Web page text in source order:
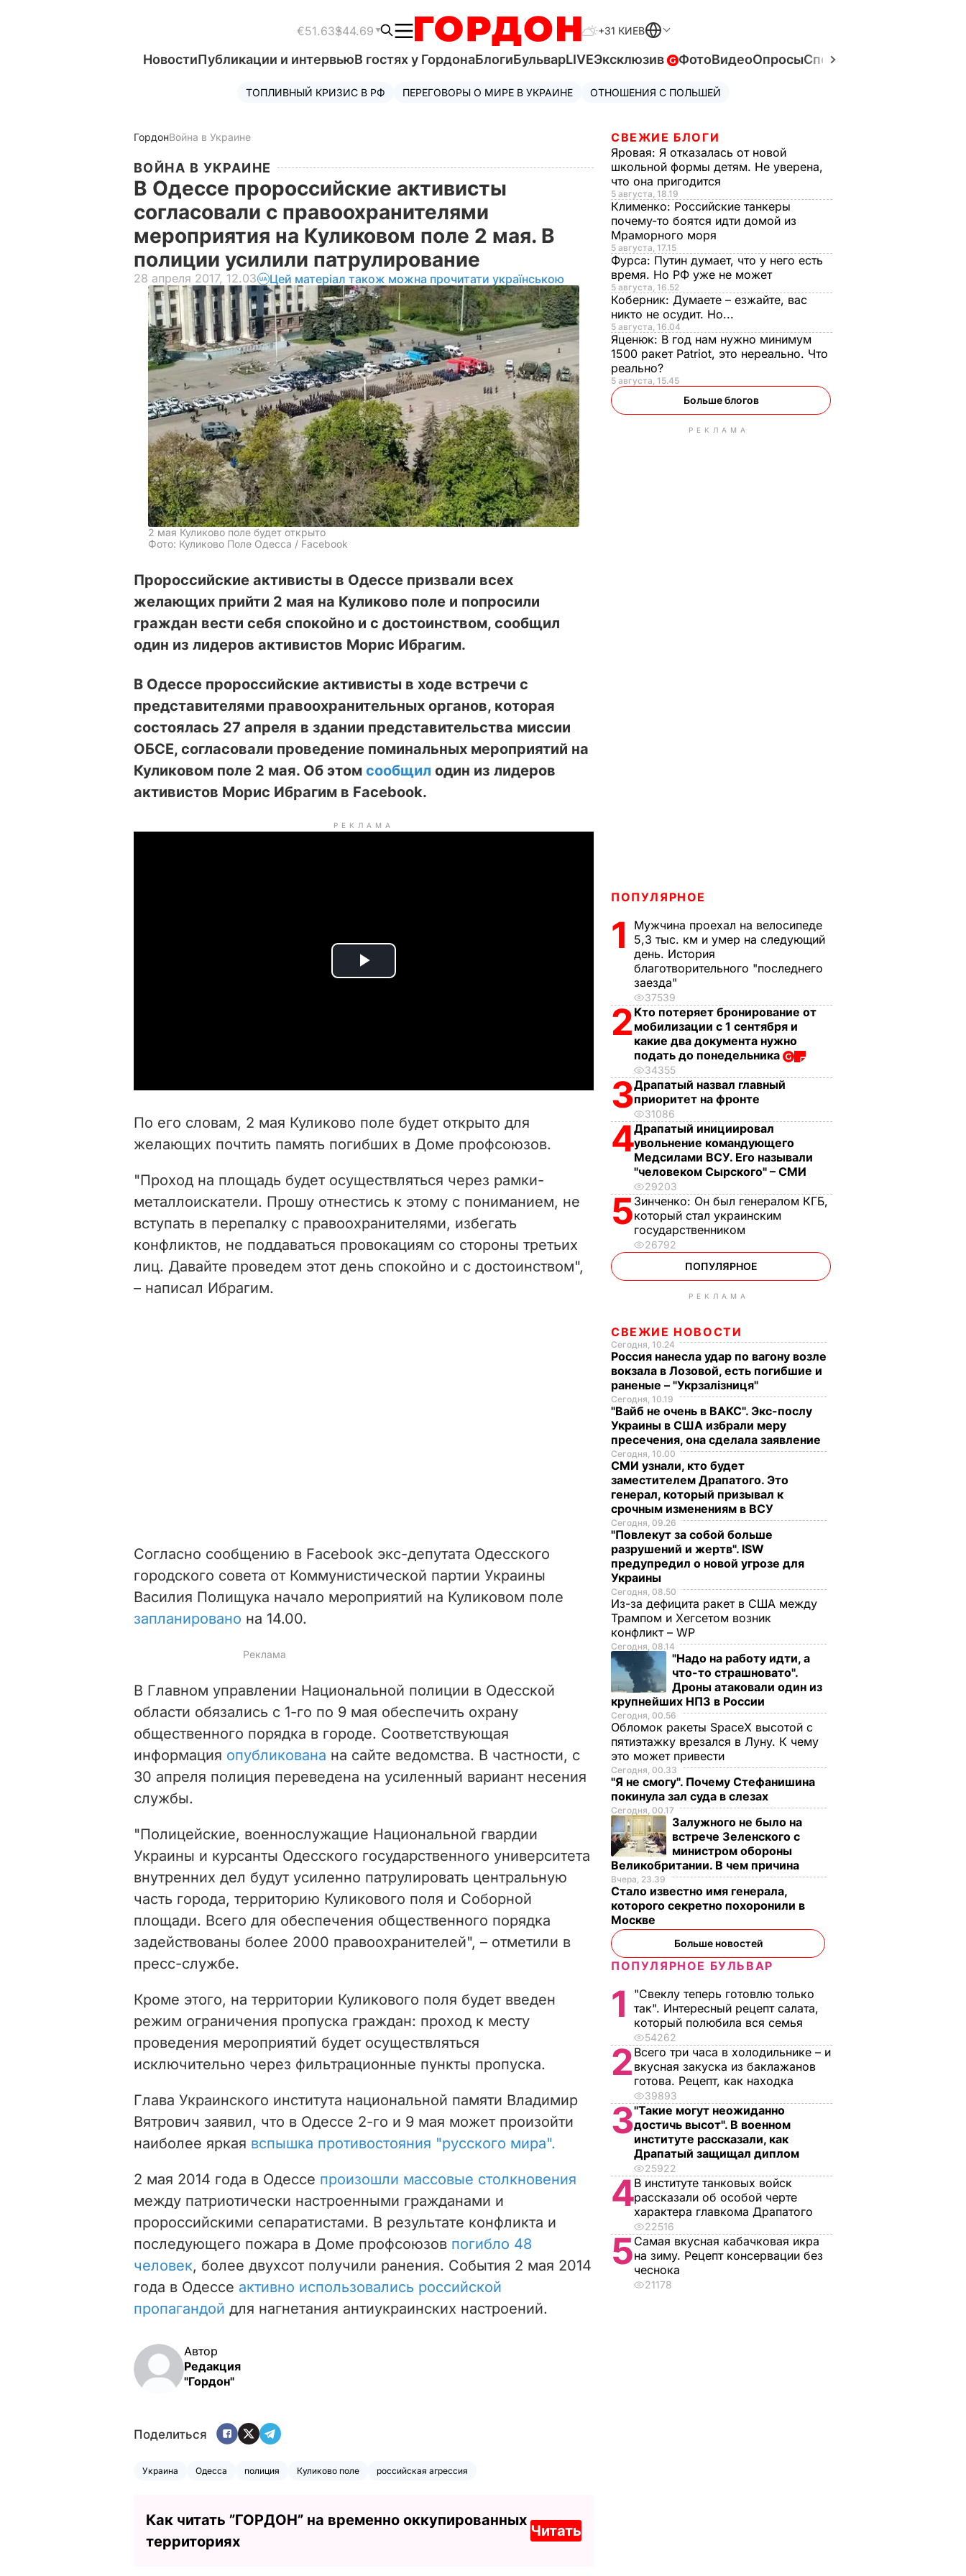
€51.63$44.69 +31 КИЕВ
НовостиПубликации и интервьюВ гостях у ГордонаБлогиБульварLIVEЭксклюзив ФотоВидеоОпросыСпецпроекты
ТОПЛИВНЫЙ КРИЗИС В РФ ПЕРЕГОВОРЫ О МИРЕ В УКРАИНЕ ОТНОШЕНИЯ С ПОЛЬШЕЙ
ГордонВойна в Украине
ВОЙНА В УКРАИНЕ
В Одессе пророссийские активисты
согласовали с правоохранителями
мероприятия на Куликовом поле 2 мая. В
полиции усилили патрулирование
28 апреля 2017, 12.03 Цей матеріал також можна прочитати українською
2 мая Куликово поле будет открыто
Фото: Куликово Поле Одесса / Facebook
Пророссийские активисты в Одессе призвали всех
желающих прийти 2 мая на Куликово поле и попросили
граждан вести себя спокойно и с достоинством, сообщил
один из лидеров активистов Морис Ибрагим.
В Одессе пророссийские активисты в ходе встречи с
представителями правоохранительных органов, которая
состоялась 27 апреля в здании представительства миссии
ОБСЕ, согласовали проведение поминальных мероприятий на
Куликовом поле 2 мая. Об этом сообщил один из лидеров
активистов Морис Ибрагим в Facebook.
РЕКЛАМА
P
i
d
e
o
По его словам, 2 мая Куликово поле будет открыто для
желающих почтить память погибших в Доме профсоюзов.
"Проход на площадь будет осуществляться через рамки-
металлоискатели. Прошу отнестись к этому с пониманием, не
вступать в перепалку с правоохранителями, избегать
конфликтов, не поддаваться провокациям со стороны третьих
лиц. Давайте проведем этот день спокойно и с достоинством",
– написал Ибрагим.
Согласно сообщению в Facebook экс-депутата Одесского
городского совета от Коммунистической партии Украины
Василия Полищука начало мероприятий на Куликовом поле
запланировано на 14.00.
В Главном управлении Национальной полиции в Одесской
области обязались с 1-го по 9 мая обеспечить охрану
общественного порядка в городе. Соответствующая
информация опубликована на сайте ведомства. В частности, с
30 апреля полиция переведена на усиленный вариант несения
службы.
"Полицейские, военнослужащие Национальной гвардии
Украины и курсанты Одесского государственного университета
внутренних дел будут усиленно патрулировать центральную
часть города, территорию Куликового поля и Соборной
площади. Всего для обеспечения общественного порядка
задействованы более 2000 правоохранителей", – отметили в
пресс-службе.
Кроме этого, на территории Куликового поля будет введен
режим ограничения пропуска граждан: проход к месту
проведения мероприятий будет осуществляться
исключительно через фильтрационные пункты пропуска.
Глава Украинского института национальной памяти Владимир
Вятрович заявил, что в Одессе 2-го и 9 мая может произойти
наиболее яркая вспышка противостояния "русского мира".
2 мая 2014 года в Одессе произошли массовые столкновения
между патриотически настроенными гражданами и
пророссийскими сепаратистами. В результате конфликта и
последующего пожара в Доме профсоюзов погибло 48
человек, более двухсот получили ранения. События 2 мая 2014
года в Одессе активно использовались российской
пропагандой для нагнетания антиукраинских настроений.
Автор
Редакция
"Гордон"
Поделиться
Украина Одесса полиция Куликово поле российская агрессия
Как читать ”ГОРДОН” на временно оккупированных
территориях
Читать
СВЕЖИЕ БЛОГИ
Яровая: Я отказалась от новой
школьной формы детям. Не уверена,
что она пригодится
5 августа, 18.19
Клименко: Российские танкеры
почему-то боятся идти домой из
Мраморного моря
5 августа, 17.15
Фурса: Путин думает, что у него есть
время. Но РФ уже не может
5 августа, 16.52
Коберник: Думаете – езжайте, вас
никто не осудит. Но...
5 августа, 16.04
Яценюк: В год нам нужно минимум
1500 ракет Patriot, это нереально. Что
реально?
5 августа, 15.45
Больше блогов
РЕКЛАМА
ПОПУЛЯРНОЕ
1
Мужчина проехал на велосипеде
5,3 тыс. км и умер на следующий
день. История
благотворительного "последнего
заезда"
37539
2 Кто потеряет бронирование от
мобилизации с 1 сентября и
какие два документа нужно
подать до понедельника
34355
3Драпатый назвал главный
приоритет на фронте
31086
4Драпатый инициировал
увольнение командующего
Медсилами ВСУ. Его называли
"человеком Сырского" – СМИ
29203
5Зинченко: Он был генералом КГБ,
который стал украинским
государственником
26792
ПОПУЛЯРНОЕ
РЕКЛАМА
СВЕЖИЕ НОВОСТИ
Сегодня, 10.24
Россия нанесла удар по вагону возле
вокзала в Лозовой, есть погибшие и
раненые – "Укрзалізниця"
Сегодня, 10.19
"Вайб не очень в ВАКС". Экс-послу
Украины в США избрали меру
пресечения, она сделала заявление
Сегодня, 10.00
СМИ узнали, кто будет
заместителем Драпатого. Это
генерал, который призывал к
срочным изменениям в ВСУ
Сегодня, 09.26
"Повлекут за собой больше
разрушений и жертв". ISW
предупредил о новой угрозе для
Украины
Сегодня, 08.50
Из-за дефицита ракет в США между
Трампом и Хегсетом возник
конфликт – WP
Сегодня, 08.14
"Надо на работу идти, а
что-то страшновато".
Дроны атаковали один из
крупнейших НПЗ в России
Сегодня, 00.56
Обломок ракеты SpaceX высотой с
пятиэтажку врезался в Луну. К чему
это может привести
Сегодня, 00.33
"Я не смогу". Почему Стефанишина
покинула зал суда в слезах
Сегодня, 00.17
Залужного не было на
встрече Зеленского с
министром обороны
Великобритании. В чем причина
Вчера, 23.39
Стало известно имя генерала,
которого секретно похоронили в
Москве
Больше новостей
ПОПУЛЯРНОЕ БУЛЬВАР
1
"Свеклу теперь готовлю только
так". Интересный рецепт салата,
который полюбила вся семья
54262
2 Всего три часа в холодильнике – и
вкусная закуска из баклажанов
готова. Рецепт, как находка
39893
3"Такие могут неожиданно
достичь высот". В военном
институте рассказали, как
Драпатый защищал диплом
25922
4В институте танковых войск
рассказали об особой черте
характера главкома Драпатого
22516
5Самая вкусная кабачковая икра
на зиму. Рецепт консервации без
чеснока
21178